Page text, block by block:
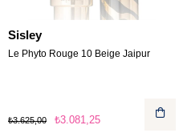
Sisley
Le Phyto Rouge 10 Beige Jaipur
₺3.081,25
₺3.625,00